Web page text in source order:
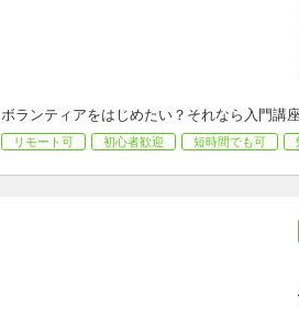
ボランティアをはじめたい？それなら入門講
リモート可 初心者歓迎 短時間でも可